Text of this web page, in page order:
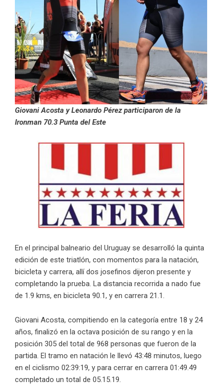
Giovani Acosta y Leonardo Pérez participaron de la
Ironman 70.3 Punta del Este
En el principal balneario del Uruguay se desarrolló la quinta
edición de este triatlón, con momentos para la natación,
bicicleta y carrera, allí dos josefinos dijeron presente y
completando la prueba. La distancia recorrida a nado fue
de 1.9 kms, en bicicleta 90.1, y en carrera 21.1.
Giovani Acosta, compitiendo en la categoría entre 18 y 24
años, finalizó en la octava posición de su rango y en la
posición 305 del total de 968 personas que fueron de la
partida. El tramo en natación le llevó 43:48 minutos, luego
en el ciclismo 02:39:19, y para cerrar en carrera 01:49.49
completado un total de 05.15.19.